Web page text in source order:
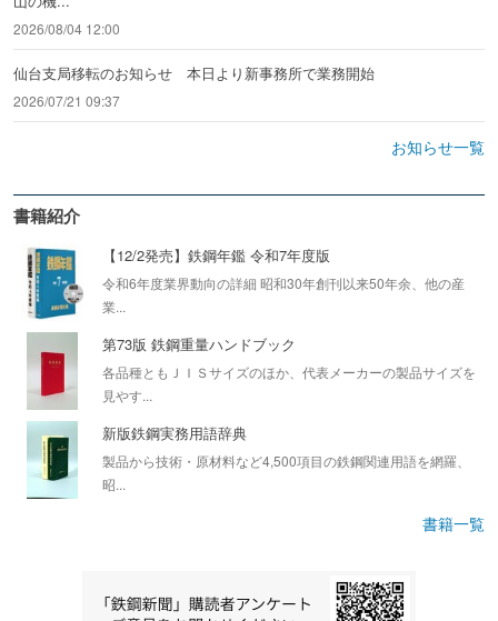
2026/08/04 12:00
仙台支局移転のお知らせ 本日より新事務所で業務開始
2026/07/21 09:37
お知らせ一覧
書籍紹介
【12/2発売】鉄鋼年鑑 令和7年度版
令和6年度業界動向の詳細 昭和30年創刊以来50年余、他の産
業...
第73版 鉄鋼重量ハンドブック
各品種ともＪＩＳサイズのほか、代表メーカーの製品サイズを
見やす...
新版鉄鋼実務用語辞典
製品から技術・原材料など4,500項目の鉄鋼関連用語を網羅、
昭...
書籍一覧